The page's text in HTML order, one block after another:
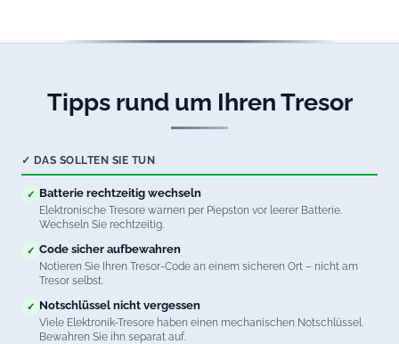
Tipps rund um Ihren Tresor
✓ DAS SOLLTEN SIE TUN
✓ Batterie rechtzeitig wechseln
Elektronische Tresore warnen per Piepston vor leerer Batterie.
Wechseln Sie rechtzeitig.
✓ Code sicher aufbewahren
Notieren Sie Ihren Tresor-Code an einem sicheren Ort – nicht am
Tresor selbst.
✓ Notschlüssel nicht vergessen
Viele Elektronik-Tresore haben einen mechanischen Notschlüssel.
Bewahren Sie ihn separat auf.